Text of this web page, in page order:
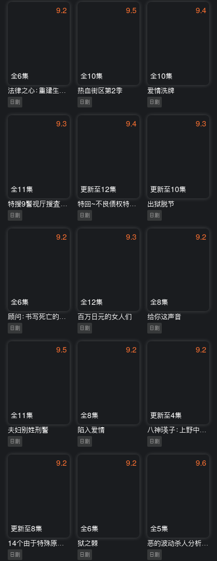
9.2
全6集
日剧
9.5
全10集
热血街区第2季
日剧
9.4
全10集
爱情洗牌
日剧
9.3
全11集
日剧
9.4
更新至12集
日剧
9.3
更新至10集
出狱脱节
日剧
9.2
全6集
顾问：书写死亡的男人
日剧
9.3
全12集
百万日元的女人们
日剧
9.2
全8集
给你这声音
日剧
9.5
全11集
夫妇别姓刑警
日剧
9.2
全8集
陷入爱情
日剧
9.2
更新至4集
日剧
9.2
更新至8集
日剧
9.2
全6集
狱之棘
日剧
9.6
全5集
日剧